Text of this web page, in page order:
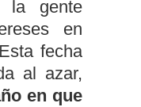
la gente
en
fecha
al azar,
en que